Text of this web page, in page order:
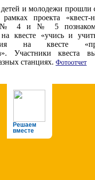
и молодежи прошли
проекта «квест-
№ 4 и № 5
на квесте «учись и
на квесте
Участники квеста
станциях. Фотоотчет
Решаем
вместе